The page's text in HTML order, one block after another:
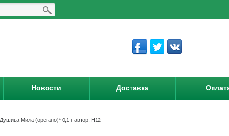
Новости Доставка
Душица Мила (орегано)* 0,1 г автор. Н12